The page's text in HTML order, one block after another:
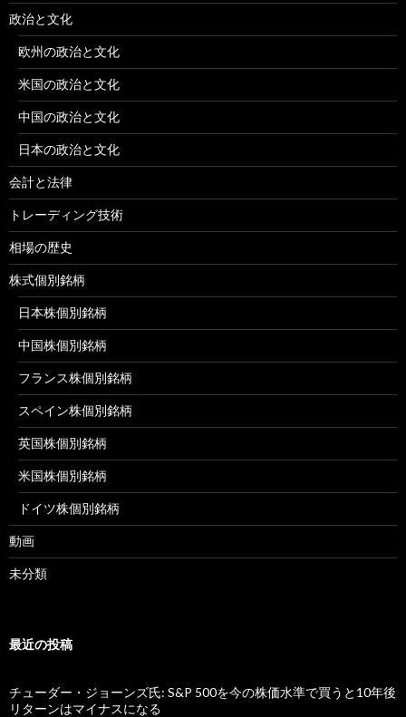
政治と文化
欧州の政治と文化
米国の政治と文化
中国の政治と文化
日本の政治と文化
会計と法律
トレーディング技術
相場の歴史
株式個別銘柄
日本株個別銘柄
中国株個別銘柄
フランス株個別銘柄
スペイン株個別銘柄
英国株個別銘柄
米国株個別銘柄
ドイツ株個別銘柄
動画
未分類
最近の投稿
チューダー・ジョーンズ氏: S&P 500を今の株価水準で買うと10年後
リターンはマイナスになる